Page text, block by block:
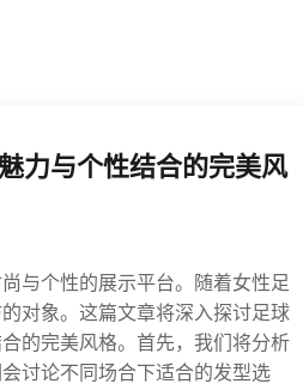
力与个性结合的完美风
与个性的展示平台。随着女性足
对象。这篇文章将深入探讨足球
的完美风格。首先，我们将分析
讨论不同场合下适合的发型选